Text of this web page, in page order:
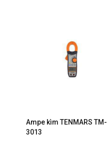
Ampe kìm TENMARS TM-
3013